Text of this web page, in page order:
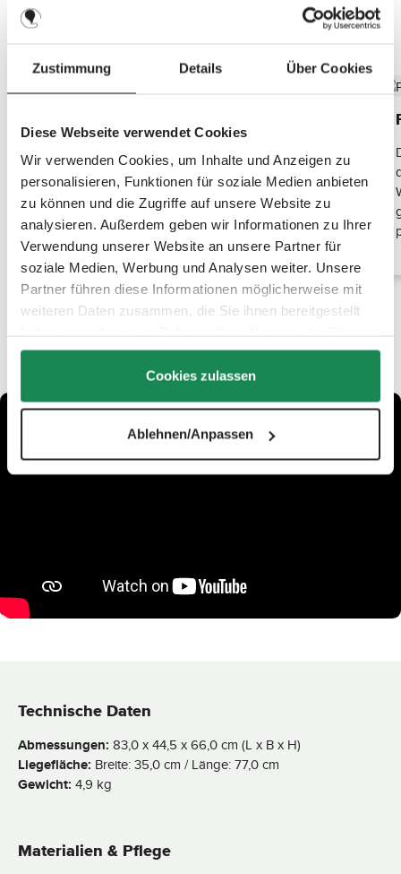
Zustimmung Details Über Cookies
Diese Webseite verwendet Cookies
Wir verwenden Cookies, um Inhalte und Anzeigen zu
personalisieren, Funktionen für soziale Medien anbieten
zu können und die Zugriffe auf unsere Website zu
analysieren. Außerdem geben wir Informationen zu Ihrer
Verwendung unserer Website an unsere Partner für
soziale Medien, Werbung und Analysen weiter. Unsere
Partner führen diese Informationen möglicherweise mit
weiteren Daten zusammen, die Sie ihnen bereitgestellt
gesammelt haben.
Cookies zulassen
Ablehnen/Anpassen
t
v
e
g
a
L
i
f
e
r
z
e
t
:
2
-
3
T
a
g
e
Die Babywanne mit überdurchschnittlich großer
Liegefläche schenkt Deinem Baby vom ersten Tag
an und bis zum Ende der Babywannen-Zeit
maximalen Komfort und Platz. Geborgenheit und
Raum für die Kleinsten, aber auch für agile oder
großgewachsene Babys.
Technische Daten
Abmessungen: 83,0 x 44,5 x 66,0 cm (L x B x H)
Liegefläche: Breite: 35,0 cm / Länge: 77,0 cm
Gewicht: 4,9 kg
Materialien & Pflege